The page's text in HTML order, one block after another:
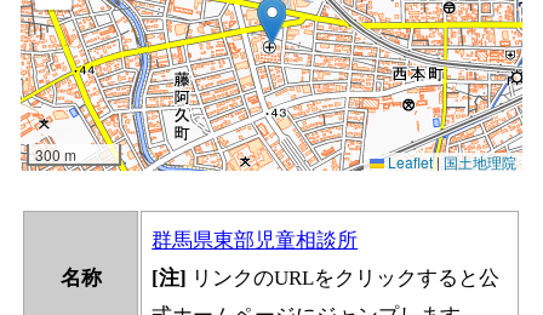
名称
群馬県東部児童相談所
[注] リンクのURLをクリックすると公